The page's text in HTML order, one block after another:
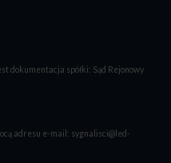
dokumentacja spółki: Sąd Rejonowy
adresu e-mail: sygnalisci@led-